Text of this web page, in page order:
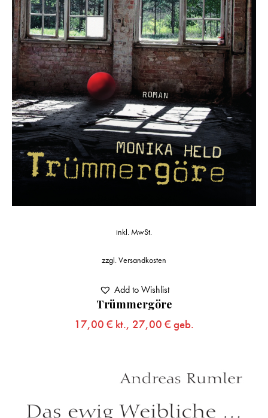
Trümmergöre
17,00 € kt., 27,00 € geb.
inkl. MwSt.
zzgl. Versandkosten
Add to Wishlist